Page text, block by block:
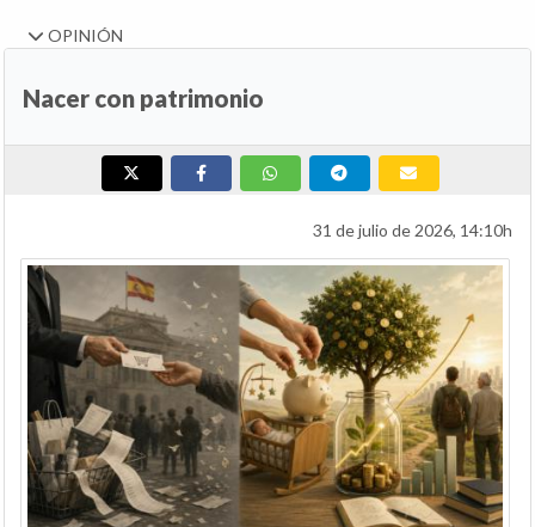
OPINIÓN
Nacer con patrimonio
31 de julio de 2026, 14:10h